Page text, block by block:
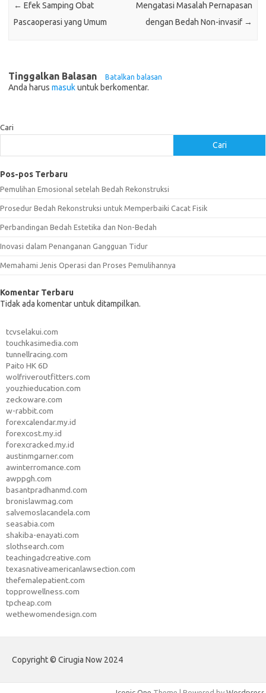
← Efek Samping Obat
Pascaoperasi yang Umum
Mengatasi Masalah Pernapasan
dengan Bedah Non-invasif →
Tinggalkan Balasan Batalkan balasan
Anda harus masukuntuk berkomentar.
Cari
Cari
Pos-pos Terbaru
Pemulihan Emosional setelah Bedah Rekonstruksi
Prosedur Bedah Rekonstruksi untuk Memperbaiki Cacat Fisik
Perbandingan Bedah Estetika dan Non-Bedah
Inovasi dalam Penanganan Gangguan Tidur
Memahami Jenis Operasi dan Proses Pemulihannya
Komentar Terbaru
Tidak ada komentar untuk ditampilkan.
tcvselakui.com
touchkasimedia.com
tunnellracing.com
Paito HK 6D
wolfriveroutfitters.com
youzhieducation.com
zeckoware.com
w-rabbit.com
forexcalendar.my.id
forexcost.my.id
forexcracked.my.id
austinmgarner.com
awinterromance.com
awppgh.com
basantpradhanmd.com
bronislawmag.com
salvemoslacandela.com
seasabia.com
shakiba-enayati.com
slothsearch.com
teachingadcreative.com
texasnativeamericanlawsection.com
thefemalepatient.com
topprowellness.com
tpcheap.com
wethewomendesign.com
Copyright © Cirugia Now 2024